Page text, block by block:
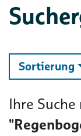
Sortierung
Ihre Suche